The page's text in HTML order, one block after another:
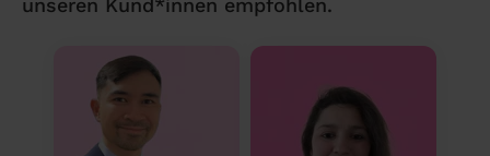
unseren Kund*innen empfohlen.